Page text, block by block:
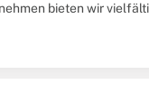
bieten wir